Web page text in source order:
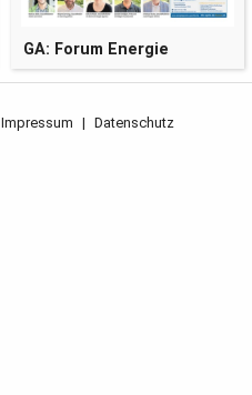
GA: Forum Energie
Impressum | Datenschutz